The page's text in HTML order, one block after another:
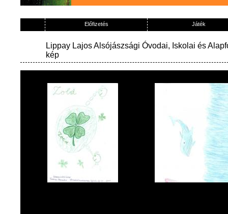
Előfizetés Játék
Lippay Lajos Alsójászsági Óvodai, Iskolai és
kép